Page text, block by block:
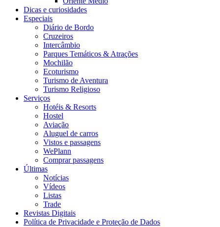
Dicas e curiosidades
Especiais
Diário de Bordo
Cruzeiros
Intercâmbio
Parques Temáticos & Atrações
Mochilão
Ecoturismo
Turismo de Aventura
Turismo Religioso
Serviços
Hotéis & Resorts
Hostel
Aviação
Aluguel de carros
Vistos e passagens
WePlann
Comprar passagens
Últimas
Notícias
Vídeos
Listas
Trade
Revistas Digitais
Política de Privacidade e Proteção de Dados